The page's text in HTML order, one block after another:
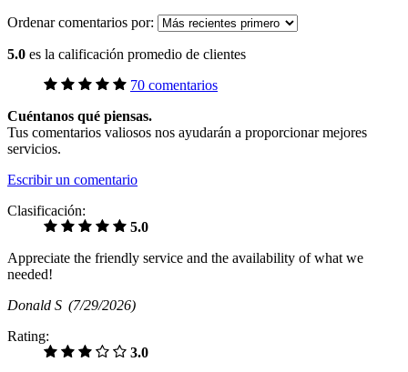
Ordenar comentarios por:
5.0 es la calificación promedio de clientes
70 comentarios
Cuéntanos qué piensas.
Tus comentarios valiosos nos ayudarán a proporcionar mejores
servicios.
Escribir un comentario
Clasificación:
5.0
Appreciate the friendly service and the availability of what we
needed!
Donald S (7/29/2026)
Rating:
3.0